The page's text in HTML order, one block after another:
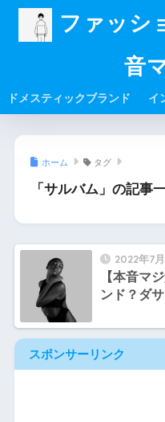
ファッシ
音
ドメスティックブランド イ
ホーム タグ
「サルバム」の記事
2022年7
【本音マ
ンド？ダ
スポンサーリンク